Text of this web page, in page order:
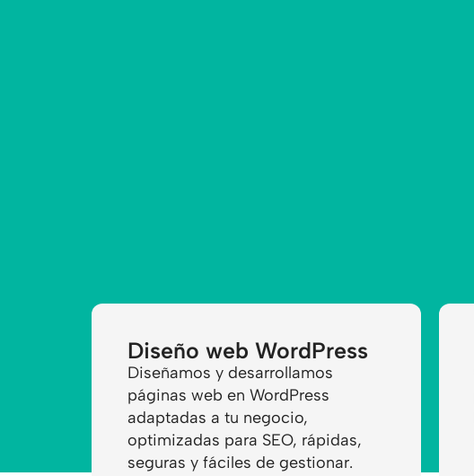
Diseño web WordPress
Diseñamos y desarrollamos
páginas web en WordPress
adaptadas a tu negocio,
optimizadas para SEO, rápidas,
seguras y fáciles de gestionar.